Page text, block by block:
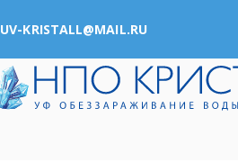
UV-KRISTALL@MAIL.RU